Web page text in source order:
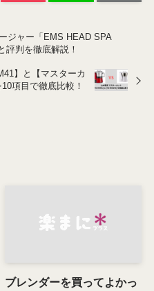
ジャー「EMS HEAD SPA
評判を徹底解説！
】と【マスターカ
項目で徹底比較！
ブレンダーを買ってよかっ